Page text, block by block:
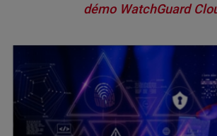
démo WatchGuard